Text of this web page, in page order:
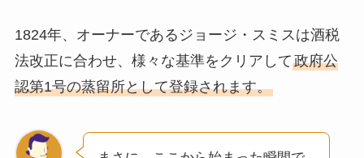
1824年、オーナーであるジョージ・スミスは酒税
法改正に合わせ、様々な基準をクリアして政府公
認第1号の蒸留所として登録されます。